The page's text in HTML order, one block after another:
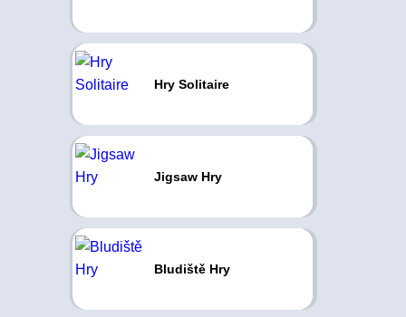
Hry Solitaire
Jigsaw Hry
Bludiště Hry